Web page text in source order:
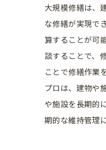
大規模修繕は、
な修繕が実現で
算することが可
談することで、
ことで修繕作業
プロは、建物や
や施設を長期的
期的な維持管理